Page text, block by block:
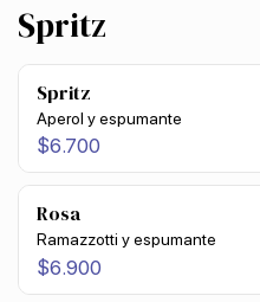
Spritz
Spritz
Aperol y espumante
$6.700
Rosa
Ramazzotti y espumante
$6.900